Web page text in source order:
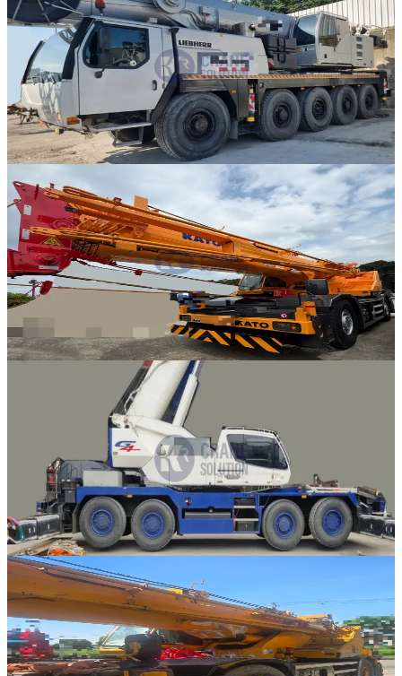
Liebherr · AT 크레인·AT-315
NEW
LTM 1095-5.1
2008년식 · 105톤
가격 문의
9
Kato · RT 크레인·RT-335
NEW
KR-65H
2006년식 · 65톤
가격 문의
14
Tadano · RT 크레인· RT-334
GR-700N-2
2022년식 · 70톤
가격 문의
18
판매중
Kato · RT 크레인·RT-333
NEW
KR-65H